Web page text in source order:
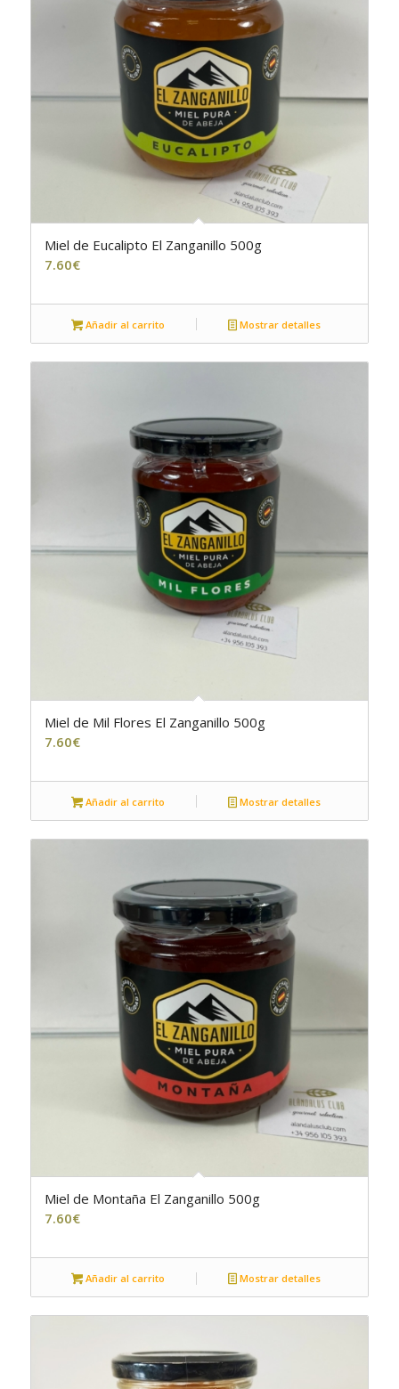
Miel de Eucalipto El Zanganillo 500g
7.60€
Añadir al carrito Mostrar detalles
Miel de Mil Flores El Zanganillo 500g
7.60€
Añadir al carrito Mostrar detalles
Miel de Montaña El Zanganillo 500g
7.60€
Añadir al carrito Mostrar detalles